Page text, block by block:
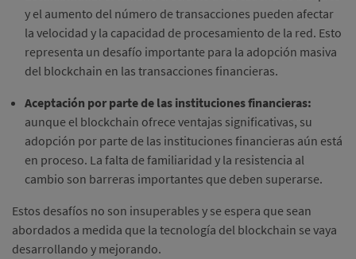
y el aumento del número de transacciones pueden afectar
la velocidad y la capacidad de procesamiento de la red. Esto
representa un desafío importante para la adopción masiva
del blockchain en las transacciones financieras.
Aceptación por parte de las instituciones financieras:
aunque el blockchain ofrece ventajas significativas, su
adopción por parte de las instituciones financieras aún está
en proceso. La falta de familiaridad y la resistencia al
cambio son barreras importantes que deben superarse.
Estos desafíos no son insuperables y se espera que sean
abordados a medida que la tecnología del blockchain se vaya
desarrollando y mejorando.